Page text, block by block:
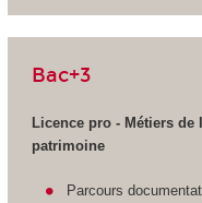
Bac+3
Licence pro - Métiers
patrimoine
Parcours